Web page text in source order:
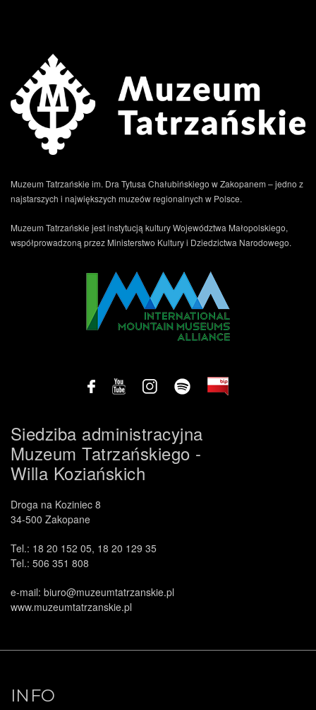
Muzeum Tatrzańskie im. Dra Tytusa Chałubińskiego w Zakopanem – jedno z
najstarszych i największych muzeów regionalnych w Polsce.
Muzeum Tatrzańskie jest instytucją kultury Województwa Małopolskiego,
współprowadzoną przez Ministerstwo Kultury i Dziedzictwa Narodowego.
Siedziba administracyjna
Muzeum Tatrzańskiego -
Willa Koziańskich
Droga na Koziniec 8
34-500 Zakopane
Tel.: 18 20 152 05, 18 20 129 35
Tel.: 506 351 808
e-mail: biuro@muzeumtatrzanskie.pl
www.muzeumtatrzanskie.pl
INFO